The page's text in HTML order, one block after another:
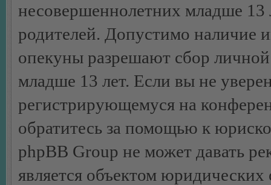
несовершеннолетних младше 13
родителей. Допустимо наличие
опекуны разрешают сбор
младше 13 лет. Если вы не
регистрирующемуся на
обратитесь за помощью к
phpBB Group не может давать
является объектом